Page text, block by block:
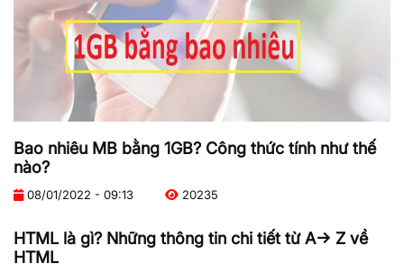
Bao nhiêu MB bằng 1GB? Công thức tính như thế
nào?
08/01/2022 - 09:13 20235
HTML là gì? Những thông tin chi tiết từ A-> Z về
HTML